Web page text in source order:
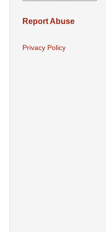
Report Abuse
Privacy Policy